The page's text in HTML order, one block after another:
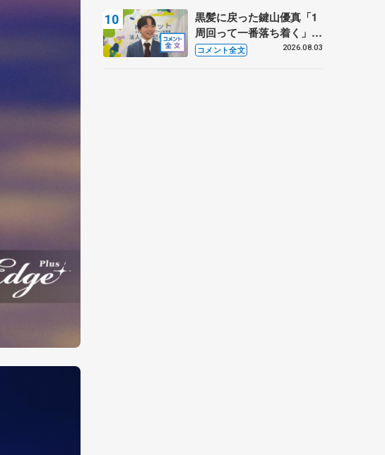
黒髪に戻った鍵山優真「1
周回って一番落ち着く」
休養中は冷静に試合を観戦
コメント全文 2026.08.03